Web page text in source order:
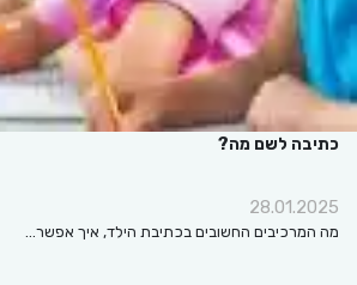
כתיבה לשם מה?
28.01.2025
מה המרכיבים החשובים בכתיבת הילד, איך אפשר…